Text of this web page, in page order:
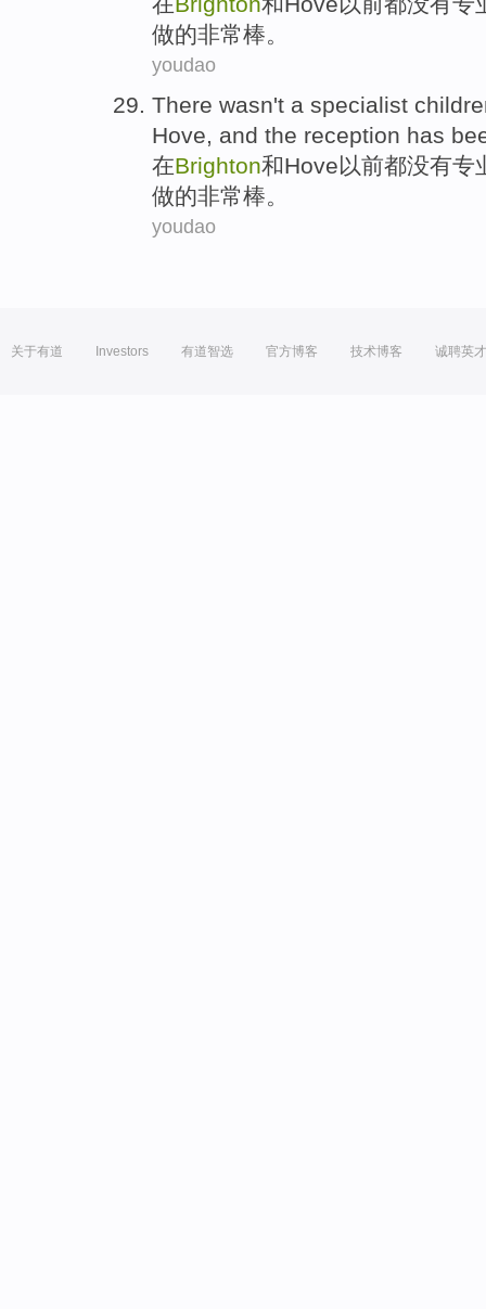
做的非常棒 。
youdao
There wasn't a specialist
Hove, and the reception has
在Brighton和Hove以前都没有专
做的非常棒。
youdao
关于有道 Investors 有道智选 官方博客 技术博客 诚聘英才